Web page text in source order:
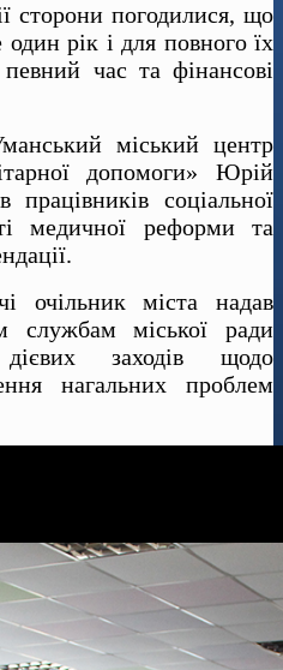
сторони погодилися, що
рік і для повного їх
час та фінансові
міський центр
допомоги» Юрій
працівників соціальної
медичної реформи та
очільник міста надав
службам міської ради
заходів щодо
нагальних проблем